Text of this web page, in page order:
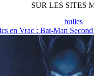
SUR LES SITES
bulles
en Vrac : Bat-Man